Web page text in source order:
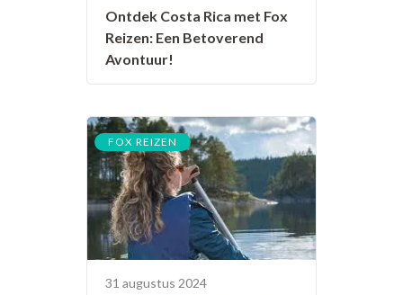
Ontdek Costa Rica met Fox
Reizen: Een Betoverend
Avontuur!
FOX REIZEN
31 augustus 2024